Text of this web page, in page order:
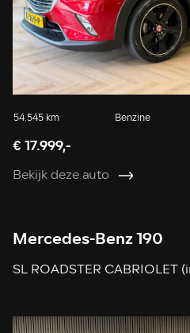
54.545 km Benzine
€ 17.999,-
Bekijk deze auto
Mercedes-Benz 190
SL ROADSTER CABRIOLET